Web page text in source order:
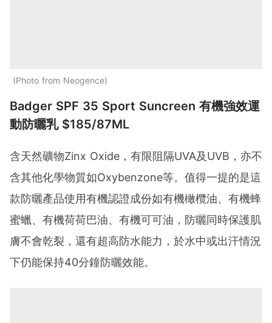
Photo from Neogence
Badger SPF 35 Sport Suncreen 有機強效運
動防曬乳 $185/87ML
含天然礦物Zinx Oxide，有限阻隔UVA及UVB，亦不
含其他化學物質如Oxybenzone等。值得一提的是這
款防曬產品使用有機認證成份如有機橄欖油、有機蜂
蜜蠟、有機荷荷巴油、有機可可油，防曬同時保護肌
膚不會乾裂，還有超高防水能力，於水中或出汗情況
下仍能保持40分鐘防曬效能。